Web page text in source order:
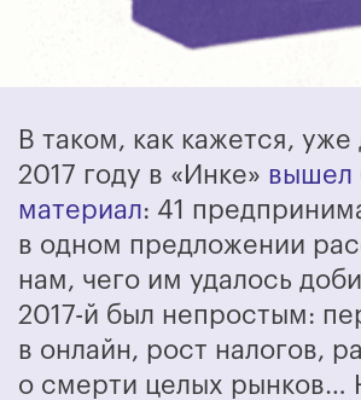
В таком, как кажется, уже
2017 году в « Инке» вышел
материал: 41
в одном предложении
нам, чего им удалось
2017-й был непростым:
в онлайн, рост налогов,
о смерти целых рынков…